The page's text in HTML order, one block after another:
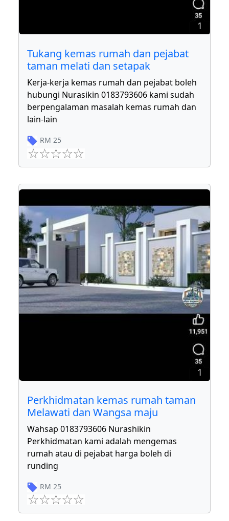
1
Tukang kemas rumah dan pejabat
taman melati dan setapak
Kerja-kerja kemas rumah dan pejabat boleh
hubungi Nurasikin 0183793606 kami sudah
berpengalaman masalah kemas rumah dan
lain-lain
RM 25
1
Perkhidmatan kemas rumah taman
Melawati dan Wangsa maju
Wahsap 0183793606 Nurashikin
Perkhidmatan kami adalah mengemas
rumah atau di pejabat harga boleh di
runding
RM 25